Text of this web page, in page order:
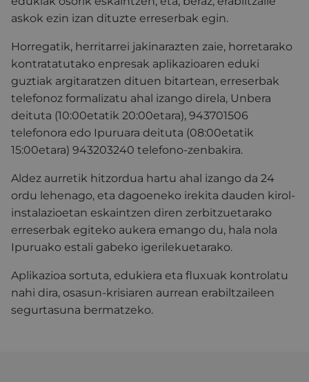
askok ezin izan dituzte erreserbak egin.
Horregatik, herritarrei jakinarazten zaie, horretarako
kontratatutako enpresak aplikazioaren eduki
guztiak argitaratzen dituen bitartean, erreserbak
telefonoz formalizatu ahal izango direla, Unbera
deituta (10:00etatik 20:00etara), 943701506
telefonora edo Ipuruara deituta (08:00etatik
15:00etara) 943203240 telefono-zenbakira.
Aldez aurretik hitzordua hartu ahal izango da 24
ordu lehenago, eta dagoeneko irekita dauden kirol-
instalazioetan eskaintzen diren zerbitzuetarako
erreserbak egiteko aukera emango du, hala nola
Ipuruako estali gabeko igerilekuetarako.
Aplikazioa sortuta, edukiera eta fluxuak kontrolatu
nahi dira, osasun-krisiaren aurrean erabiltzaileen
segurtasuna bermatzeko.